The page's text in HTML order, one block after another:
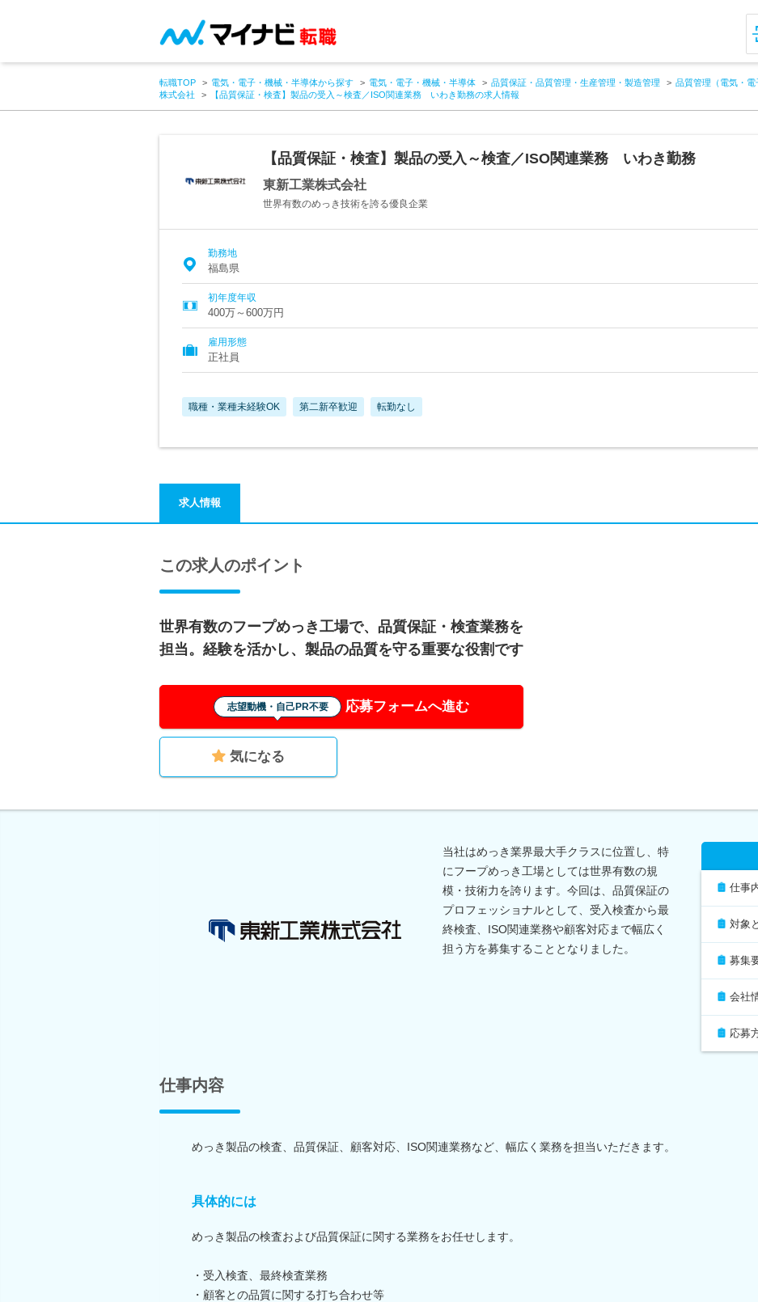
転職TOP 電気・電子・機械・半導体から探す 電気・電子・機械・半導体 品質保証・品質管理・生産管理・製造管理 品質管理（電気・電
株式会社
【品質保証・検査】製品の受入～検査／ISO関連業務 いわき勤務の求人情報
【品質保証・検査】製品の受入～検査／ISO関連業務 いわき勤務
東新工業株式会社
世界有数のめっき技術を誇る優良企業
勤務地
福島県
初年度年収
400万～600万円
雇用形態
正社員
職種・業種未経験OK 第二新卒歓迎 転勤なし
求人情報
この求人のポイント
世界有数のフープめっき工場で、品質保証・検査業務を
担当。経験を活かし、製品の品質を守る重要な役割です
志望動機・自己PR不要 応募フォームへ進む
気になる
当社はめっき業界最大手クラスに位置し、特
にフープめっき工場としては世界有数の規
模・技術力を誇ります。今回は、品質保証の
プロフェッショナルとして、受入検査から最
終検査、ISO関連業務や顧客対応まで幅広く
担う方を募集することとなりました。
仕事内容
めっき製品の検査、品質保証、顧客対応、ISO関連業務など、幅広く業務を担当いただきます。
具体的には
めっき製品の検査および品質保証に関する業務をお任せします。
・受入検査、最終検査業務
・顧客との品質に関する打ち合わせ等
仕事
対象
募集
会社
応募